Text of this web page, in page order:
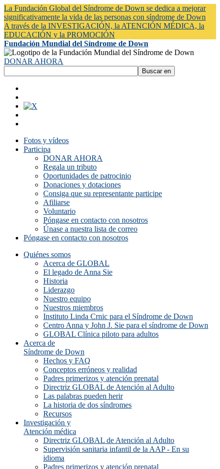
La Fundación Global del Síndrome de Down se dedica a mejorar
significativamente la vida de las personas con síndrome de Down
A través de la INVESTIGACIÓN, la ATENCIÓN MÉDICA, la
EDUCACIÓN y la PROMOCIÓN
Fundación Mundial del Síndrome de Down
DONAR AHORA
Fotos y vídeos
Participa
DONAR AHORA
Regala un tributo
Oportunidades de patrocinio
Donaciones y dotaciones
Consiga que su representante participe
Afiliarse
Voluntario
Póngase en contacto con nosotros
Únase a nuestra lista de correo
Póngase en contacto con nosotros
Quiénes somos
Acerca de GLOBAL
El legado de Anna Sie
Historia
Liderazgo
Nuestro equipo
Nuestros miembros
Instituto Linda Crnic para el Síndrome de Down
Centro Anna y John J. Sie para el síndrome de Down
GLOBAL Clínica piloto para adultos
Acerca de
Síndrome de Down
Hechos y FAQ
Conceptos erróneos y realidad
Padres primerizos y atención prenatal
Directriz GLOBAL de Atención al Adulto
Las palabras pueden herir
La historia de dos síndromes
Recursos
Investigación y
Atención médica
Directriz GLOBAL de Atención al Adulto
Supervisión sanitaria infantil de la AAP - En su
idioma
Padres primerizos y atención prenatal